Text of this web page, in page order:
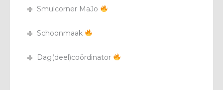
Smulcorner MaJo
Schoonmaak
Dag(deel)coördinator